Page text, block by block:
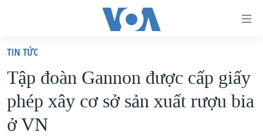
truy
cập
Tới
nội
VIỆT NAM
HOA KỲ
BIỂN ĐÔNG
TIN TỨC
Tập đoàn Gannon được cấp giấy
phép xây cơ sở sản xuất rượu bia
ở VN